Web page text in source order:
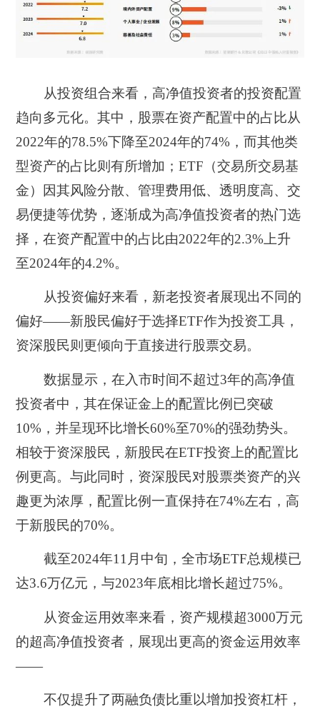
从投资组合来看，高净值投资者的投资配置
趋向多元化。其中，股票在资产配置中的占比从
2022年的78.5%下降至2024年的74%，而其他类
型资产的占比则有所增加；ETF （交易所交易基
金）
因其风险分散、管理费用低、透明度高、交
易便捷等优势，逐渐成为高净值投资者的热门选
择，在资产配置中的占比由2022年的2.3%上升
至2024年的4.2%。
从投资偏好来看，新老投资者展现出不同的
偏好——新股民偏好于选择ETF作为投资工具，
资深股民则更倾向于直接进行股票交易。
数据显示，在入市时间不超过3年的高净值
投资者中，其在保证金上的配置比例已突破
10%，并呈现环比增长60%至70%的强劲势头。
相较于资深股民，新股民在ETF投资上的配置比
例更高。与此同时，资深股民对股票类资产的兴
趣更为浓厚，配置比例一直保持在74%左右，高
于新股民的70%。
截至2024年11月中旬，全市场ETF总规模已
达3.6万亿元，与2023年底相比增长超过75%。
从资金运用效率来看，资产规模超3000万元
的超高净值投资者，展现出更高的资金运用效率
——
不仅提升了两融负债比重以增加投资杠杆，